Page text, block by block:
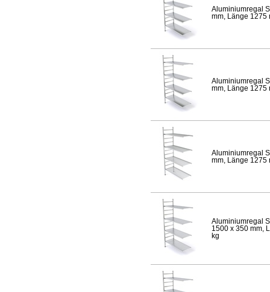
Aluminiumregal
mm, Länge 1275
Aluminiumregal
mm, Länge 1275
Aluminiumregal
mm, Länge 1275
Aluminiumregal
1500 x 350 mm,
kg